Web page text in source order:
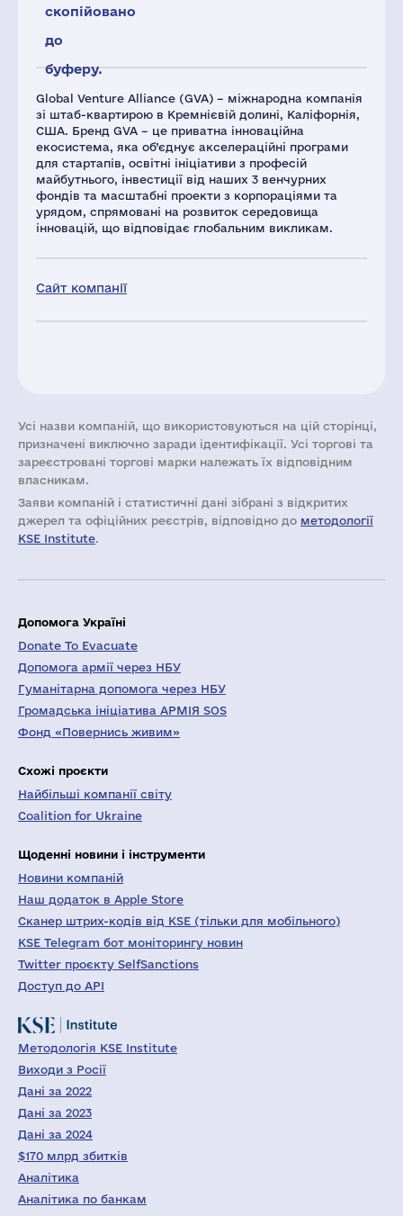
Global Venture Alliance (GVA) – міжнародна компанія
зі штаб-квартирою в Кремнієвій долині, Каліфорнія,
США. Бренд GVA – це приватна інноваційна
екосистема, яка об’єднує акселераційні програми
для стартапів, освітні ініціативи з професій
майбутнього, інвестиції від наших 3 венчурних
фондів та масштабні проекти з корпораціями та
урядом, спрямовані на розвиток середовища
інновацій, що відповідає глобальним викликам.
Сайт компанії
скопійовано
до
буферу.
Усі назви компаній, що використовуються на цій сторінці,
призначені виключно заради ідентифікації. Усі торгові та
зареєстровані торгові марки належать їх відповідним
власникам.
Заяви компаній i статистичні дані зібрані з відкритих
джерел та офіційних реєстрів, відповідно до методології
KSE Institute.
Допомога Україні
Donate To Evacuate
Допомога армії через НБУ
Гуманітарна допомога через НБУ
Громадська ініціатива АРМІЯ SOS
Фонд «Повернись живим»
Схожі проєкти
Найбільші компанії світу
Coalition for Ukraine
Щоденні новини і інструменти
Новини компаній
Наш додаток в Apple Store
Сканер штрих-кодів від KSE (тільки для мобільного)
KSE Telegram бот моніторингу новин
Twitter проєкту SelfSanctions
Доступ до API
Методологія KSE Institute
Виходи з Росії
Дані за 2022
Дані за 2023
Дані за 2024
$170 млрд збитків
Аналітика
Аналітика по банкам